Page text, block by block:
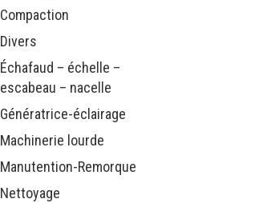
Compaction
Divers
Échafaud – échelle –
escabeau – nacelle
Génératrice-éclairage
Machinerie lourde
Manutention-Remorque
Nettoyage